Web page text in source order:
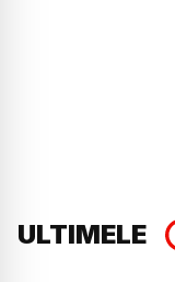
ULTIMELE